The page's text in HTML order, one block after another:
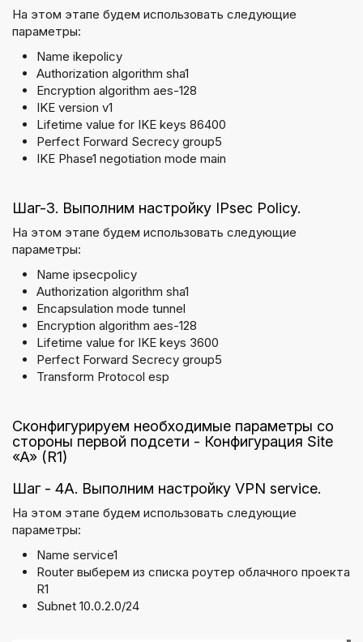
На этом этапе будем использовать следующие
параметры:
Name ikepolicy
Authorization algorithm sha1
Encryption algorithm aes-128
IKE version v1
Lifetime value for IKE keys 86400
Perfect Forward Secrecy group5
IKE Phase1 negotiation mode main
Шаг-3. Выполним настройку IPsec Policy.
На этом этапе будем использовать следующие
параметры:
Name ipsecpolicy
Authorization algorithm sha1
Encapsulation mode tunnel
Encryption algorithm aes-128
Lifetime value for IKE keys 3600
Perfect Forward Secrecy group5
Transform Protocol esp
Сконфигурируем необходимые параметры со
стороны первой подсети - Конфигурация Site
«A» (R1)
Шаг - 4A. Выполним настройку VPN service.
На этом этапе будем использовать следующие
параметры:
Name service1
Router выберем из списка роутер облачного проекта
R1
Subnet 10.0.2.0/24